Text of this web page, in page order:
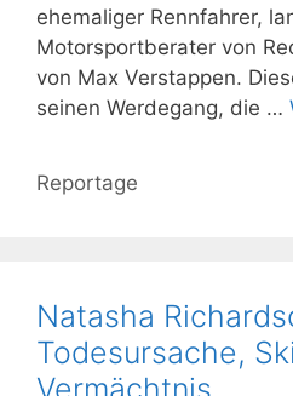
ehemaliger Rennfahrer,
Motorsportberater von
von Max Verstappen.
seinen Werdegang, die …
Kategorien
Reportage
Natasha
Todesursache,
Vermächtnis